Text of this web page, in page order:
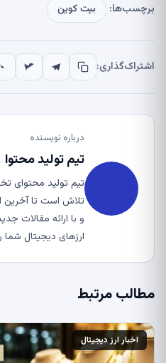
برچسب‌ها: بیت کوین
اشتراک‌گذاری:
درباره نویسنده
تیم تولید محتوا
تیم تولید محتوای
تلاش است تا آخرین
و با ارائه مقالات
ارزهای دیجیتال شما
مطالب مرتبط
اخبار ارز دیجیتال